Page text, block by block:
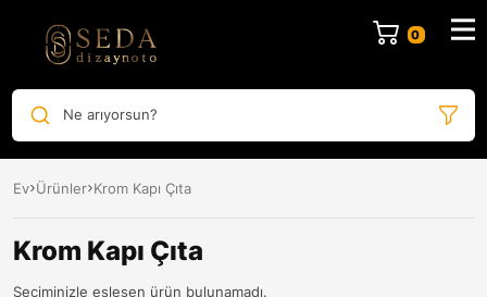
Ne arıyorsun?
Ev Ürünler Krom Kapı Çıta
Krom Kapı Çıta
Seçiminizle eşleşen ürün bulunamadı.